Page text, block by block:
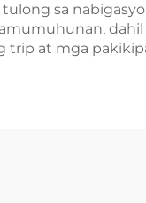
sa
at mga